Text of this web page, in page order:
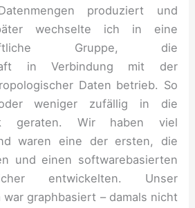
produziert und
wechselte ich in eine
Gruppe, die
in Verbindung mit der
Daten betrieb. So
weniger zufällig in die
geraten. Wir haben viel
waren eine der ersten, die
und einen softwarebasierten
entwickelten. Unser
graphbasiert – damals nicht